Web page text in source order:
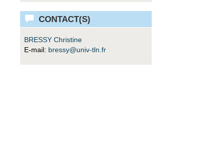
CONTACT(S)
BRESSY Christine
E-mail: bressy@univ-tln.fr